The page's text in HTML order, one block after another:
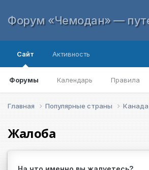
Форум «Чемодан» —
Сайт
Форумы Календарь Правила
Активность
Главная Популярные страны Канада
Жалоба